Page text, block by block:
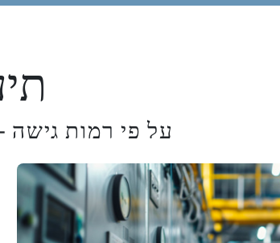
על פי רמות גישה